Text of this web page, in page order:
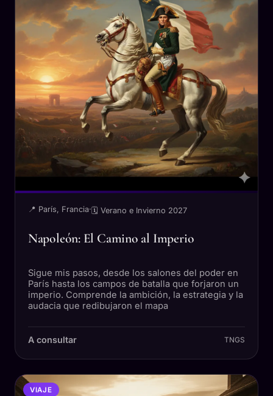
📍 París, Francia· 🗓 Verano e Invierno 2027
Napoleón: El Camino al Imperio
Sigue mis pasos, desde los salones del poder en
París hasta los campos de batalla que forjaron un
imperio. Comprende la ambición, la estrategia y la
audacia que redibujaron el mapa
A consultar TNGS
VIAJE